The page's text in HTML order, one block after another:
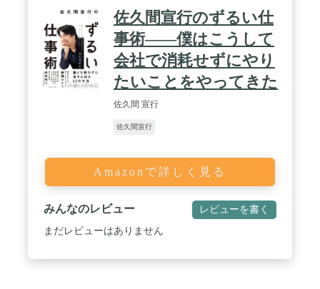
佐久間宣行のずるい仕
事術――僕はこうして
会社で消耗せずにやり
たいことをやってきた
佐久間 宣行
佐久間宣行
Amazonで詳しく見る
みんなのレビュー レビューを書く
まだレビューはありません